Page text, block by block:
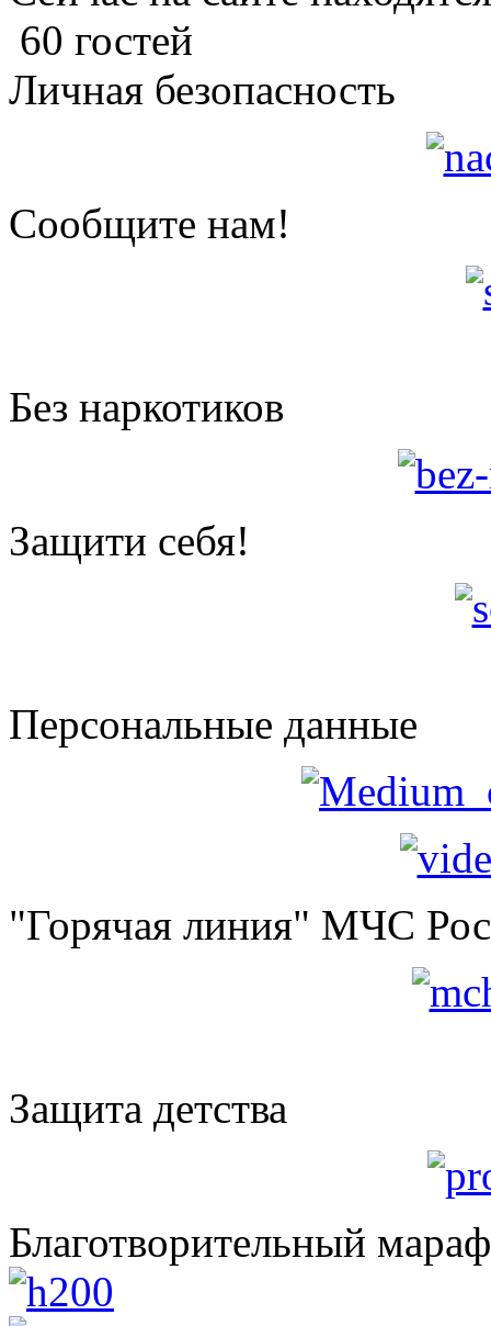
60 гостей
Личная безопасность
Сообщите нам!
Без наркотиков
Защити себя!
Персональные данные
"Горячая линия" МЧС
Защита детства
Благотворительный